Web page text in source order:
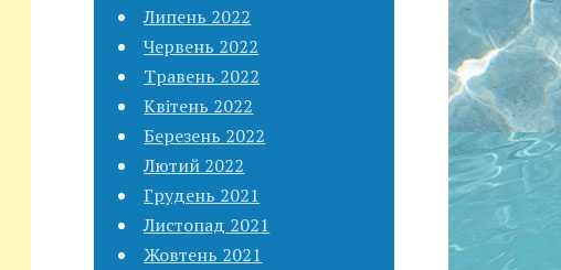
Липень 2022
Червень 2022
Травень 2022
Квітень 2022
Березень 2022
Лютий 2022
Грудень 2021
Листопад 2021
Жовтень 2021